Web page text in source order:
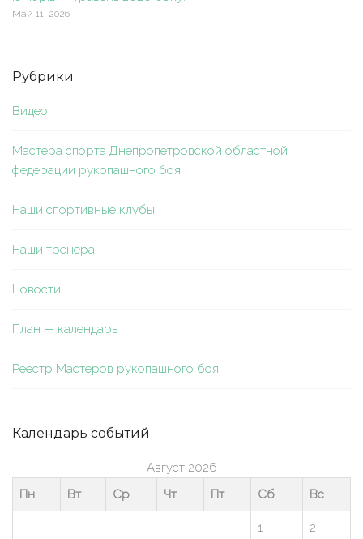
Май 11, 2026
Рубрики
Видео
Мастера спорта Днепропетровской областной
федерации рукопашного боя
Наши спортивные клубы
Наши тренера
Новости
План — календарь
Реестр Мастеров рукопашного боя
Календарь событий
Август 2026
Пн
Вт Ср Чт Пт Сб Вс
1 2